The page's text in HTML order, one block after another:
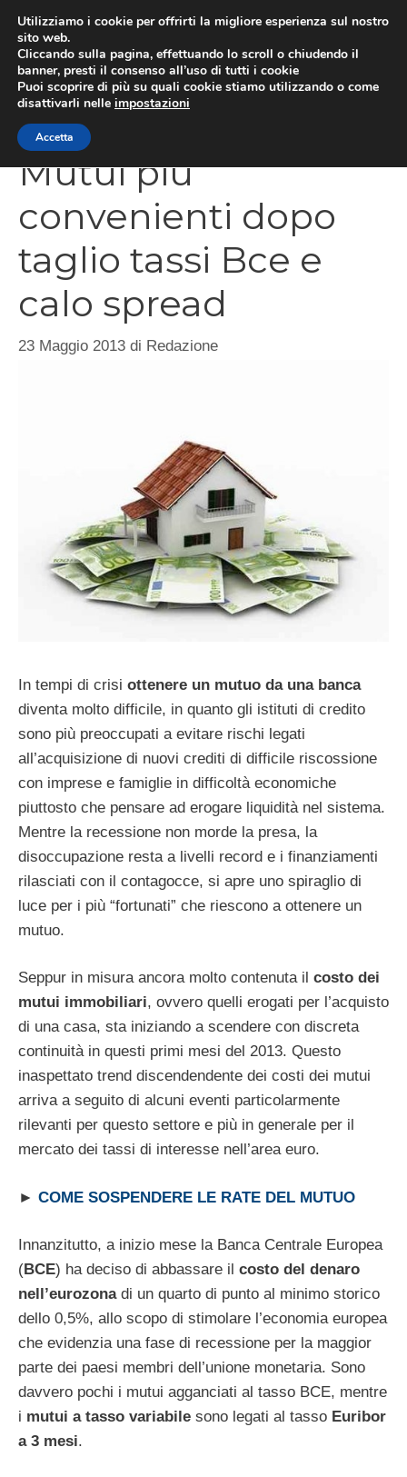
contenuto
Mutui più
convenienti dopo
taglio tassi Bce e
calo spread
23 Maggio 2013 di Redazione
In tempi di crisi ottenere un mutuo da una banca
diventa molto difficile, in quanto gli istituti di credito
sono più preoccupati a evitare rischi legati
all’acquisizione di nuovi crediti di difficile riscossione
con imprese e famiglie in difficoltà economiche
piuttosto che pensare ad erogare liquidità nel sistema.
Mentre la recessione non morde la presa, la
disoccupazione resta a livelli record e i finanziamenti
rilasciati con il contagocce, si apre uno spiraglio di
luce per i più “fortunati” che riescono a ottenere un
mutuo.
Seppur in misura ancora molto contenuta il costo dei
mutui immobiliari, ovvero quelli erogati per l’acquisto
di una casa, sta iniziando a scendere con discreta
continuità in questi primi mesi del 2013. Questo
inaspettato trend discendendente dei costi dei mutui
arriva a seguito di alcuni eventi particolarmente
rilevanti per questo settore e più in generale per il
mercato dei tassi di interesse nell’area euro.
► COME SOSPENDERE LE RATE DEL MUTUO
Innanzitutto, a inizio mese la Banca Centrale Europea
(BCE) ha deciso di abbassare il costo del denaro
nell’eurozonadi un quarto di punto al minimo storico
dello 0,5%, allo scopo di stimolare l’economia europea
che evidenzia una fase di recessione per la maggior
parte dei paesi membri dell’unione monetaria. Sono
davvero pochi i mutui agganciati al tasso BCE, mentre
i mutui a tasso variabile sono legati al tasso Euribor
a 3 mesi.
Utilizziamo i cookie per offrirti la migliore esperienza sul nostro
sito web.
Cliccando sulla pagina, effettuando lo scroll o chiudendo il
banner, presti il consenso all’uso di tutti i cookie
Puoi scoprire di più su quali cookie stiamo utilizzando o come
disattivarli nelle impostazioni
Accetta